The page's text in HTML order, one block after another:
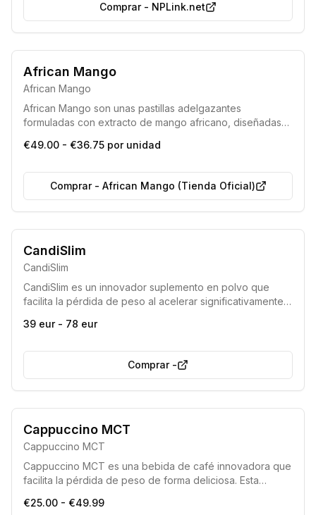
Comprar- NPLink.net
African Mango
African Mango
African Mango son unas pastillas adelgazantes
formuladas con extracto de mango africano, diseñadas
régimen enfocado en la pérdida de peso.
€49.00 - €36.75 por unidad
Comprar- African Mango (Tienda Oficial)
CandiSlim
CandiSlim
CandiSlim es un innovador suplemento en polvo que
facilita la pérdida de peso al acelerar significativamente
el cuerpo. Permite una entrada rápida en el estado de
39 eur - 78 eur
Comprar-
Producto de alta calidad
Cappuccino MCT
Cappuccino MCT
Cappuccino MCT es una bebida de café innovadora que
facilita la pérdida de peso de forma deliciosa. Esta
acumulación de lípidos y promueve una prolongada
€25.00 - €49.99